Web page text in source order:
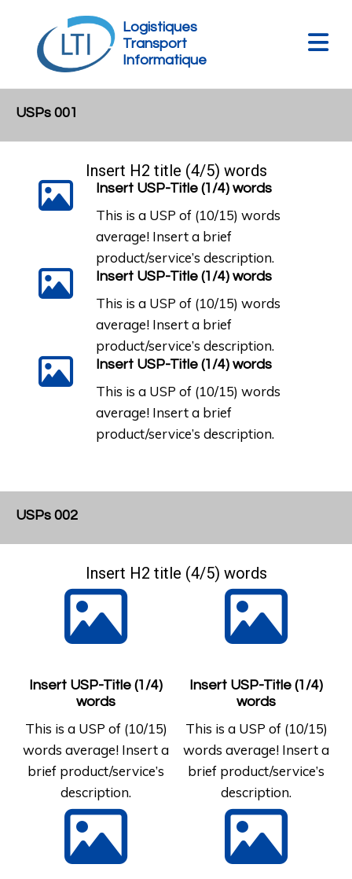
Logistiques
Transport
Informatique
USPs 001
Insert H2 title (4/5) words
Insert USP-Title (1/4) words
This is a USP of (10/15) words
average! Insert a brief
product/service’s description.
Insert USP-Title (1/4) words
This is a USP of (10/15) words
average! Insert a brief
product/service’s description.
Insert USP-Title (1/4) words
This is a USP of (10/15) words
average! Insert a brief
product/service’s description.
USPs 002
Insert H2 title (4/5) words
Insert USP-Title (1/4)
words
This is a USP of (10/15)
words average! Insert a
brief product/service’s
description.
Insert USP-Title (1/4)
words
This is a USP of (10/15)
words average! Insert a
brief product/service’s
description.